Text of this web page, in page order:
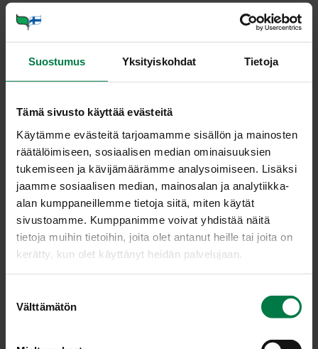
Suostumus Yksityiskohdat Tietoja
Tämä sivusto käyttää evästeitä
Käytämme evästeitä tarjoamamme sisällön ja mainosten
räätälöimiseen, sosiaalisen median ominaisuuksien
tukemiseen ja kävijämäärämme analysoimiseen. Lisäksi
jaamme sosiaalisen median, mainosalan ja analytiikka-
alan kumppaneillemme tietoja siitä, miten käytät
sivustoamme. Kumppanimme voivat yhdistää näitä
tietoja muihin tietoihin, joita olet antanut heille tai joita on
kerätty, kun olet käyttänyt heidän palvelujaan.
Välttämätön
50g sinihomejuustoa
rkl rouhittua saksanpähkinää
muruksi. Lisää keltuainen ja hedelmämehu ja sekoita
Pyörittele taikina kahdeksaksi samankokoiseksi
palloksi ja kauli pallot pyöreiksi pizzapohjiksi.
Paista pohjia 180-asteisessa uunissa noin 10 minuuttia.
Kuori ja viipaloi päärynät ohuiksi viipaleiksi. Levitä
esipaistettujen pohjien päälle aprikoosihilloa ja asettele
päärynäviipaleet päälle. Ripottele päälle vielä
pähkinöitä ja aurajuustoa.
Paista pizzoja 225 asteessa noin 7 minuuttia tai kunnes
vaniljajäätelöä.